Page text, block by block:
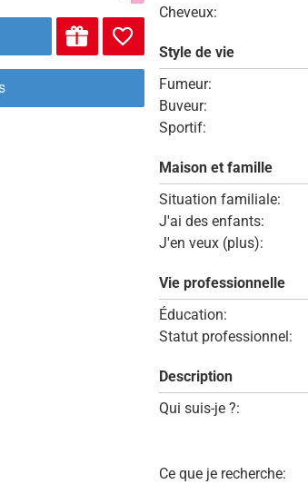
Cheveux:
Style de vie
Fumeur:
Buveur:
Sportif:
Maison et famille
Situation familiale:
J'ai des enfants:
J'en veux (plus):
Vie professionnelle
Éducation:
Statut professionnel:
Description
Qui suis-je ?:
Ce que je recherche: